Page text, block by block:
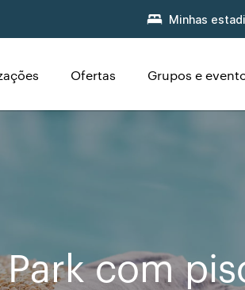
Minhas
Ofertas Grupos e
com